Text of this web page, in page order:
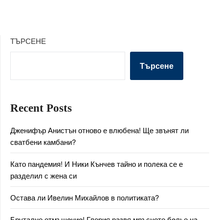
ТЪРСЕНЕ
Търсене
Recent Posts
Дженифър Анистън отново е влюбена! Ще звънят ли
сватбени камбани?
Като пандемия! И Ники Кънчев тайно и полека се е
разделил с жена си
Остава ли Ивелин Михайлов в политиката?